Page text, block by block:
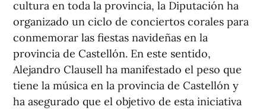
cultura en toda la provincia, la Diputación ha
organizado un ciclo de conciertos corales para
conmemorar las fiestas navideñas en la
provincia de Castellón. En este sentido,
Alejandro Clausell ha manifestado el peso que
tiene la música en la provincia de Castellón y
ha asegurado que el objetivo de esta iniciativa